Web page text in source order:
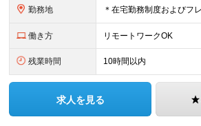
勤務地
働き方 リモートワークOK
残業時間 10時間以内
求人を見る